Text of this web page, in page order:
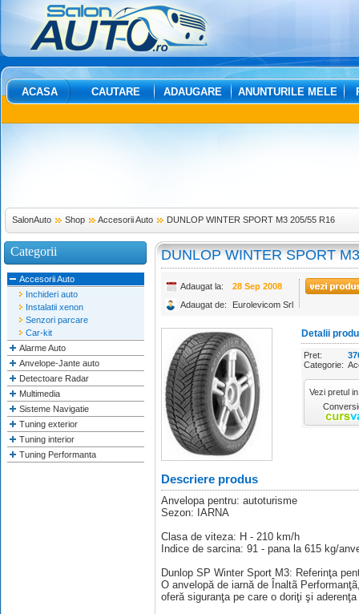
ACASA CAUTARE ADAUGARE ANUNTURILE MELE
SalonAuto Shop Accesorii Auto DUNLOP WINTER SPORT M3 205/55 R16
Categorii
Accesorii Auto
Inchideri auto
Instalatii xenon
Senzori parcare
Car-kit
Alarme Auto
Anvelope-Jante auto
Detectoare Radar
Multimedia
Sisteme Navigatie
Tuning exterior
Tuning interior
Tuning Performanta
DUNLOP WINTER SPORT
Adaugat la:
28 Sep 2008
Adaugat de:
Eurolevicom Srl
Detalii
Pret:
Categorie:
Vezi pretul in
Descriere produs
Anvelopa pentru: autoturisme
Sezon: IARNA
Clasa de viteza: H - 210 km/h
Indice de sarcina: 91 - pana la 615 kg/
Dunlop SP Winter Sport M3: Referinţa
O anvelopă de iarnă de Înaltã
oferă siguranţa pe care o doriţi şi